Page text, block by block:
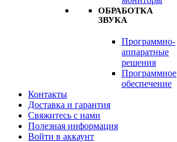
ОБРАБОТКА
ЗВУКА
Программно-
аппаратные
решения
Программное
обеспечение
Контакты
Доставка и гарантия
Свяжитесь с нами
Полезная информация
Войти в аккаунт